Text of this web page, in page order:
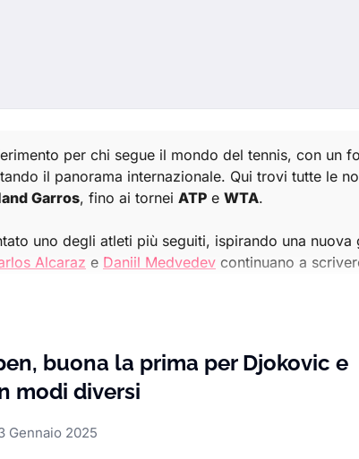
per chi segue il mondo del tennis, con un
il panorama internazionale. Qui trovi tutte le
Garros, fino ai tornei ATP e WTA.
uno degli atleti più seguiti, ispirando una
Alcaraz e Daniil Medvedev continuano a
seguire ogni fase delle stagioni tennistiche,
essere aggiornato sul mondo del tennis, con
buona la prima per Djokovic e
modi diversi
Gennaio 2025